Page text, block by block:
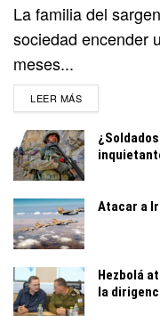
La familia del
sociedad encender
meses...
LEER MÁSDETAILS
Atacar a
Hezbolá
la